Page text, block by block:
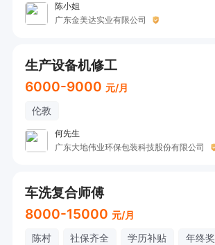
陈小姐
广东金美达实业有限公司
生产设备机修工
6000-9000 元/月
伦教
何先生
广东大地伟业环保包装科技股份有限公司
车洗复合师傅
8000-15000 元/月
陈村 社保齐全 学历补贴 年终奖